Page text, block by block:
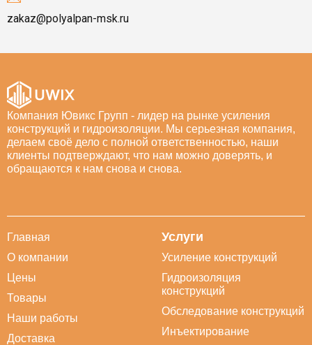
zakaz@polyalpan-msk.ru
Компания Ювикс Групп - лидер на рынке усиления
конструкций и гидроизоляции. Мы серьезная компания,
делаем своё дело с полной ответственностью, наши
клиенты подтверждают, что нам можно доверять, и
обращаются к нам снова и снова.
Главная
О компании
Цены
Товары
Наши работы
Доставка
Услуги
Усиление конструкций
Гидроизоляция
конструкций
Обследование конструкций
Инъектирование